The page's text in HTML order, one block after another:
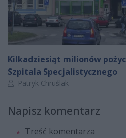
Kilkadziesiąt milionów
Szpitala Specjalistycznego
Autor artykułu:
Patryk Chruślak
Napisz komentarz
Treść komentarza